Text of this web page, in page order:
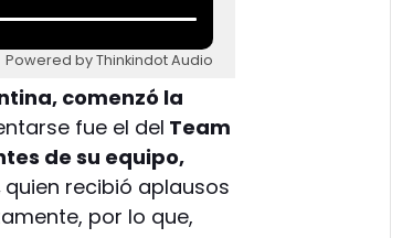
Powered by Thinkindot Audio
comenzó la
fue el del Team
de su equipo,
quien recibió aplausos
por lo que,